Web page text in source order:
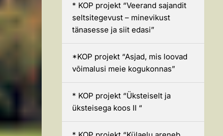
* KOP projekt “Veerand sajandit
seltsitegevust – minevikust
tänasesse ja siit edasi”
*KOP projekt “Asjad, mis loovad
võimalusi meie kogukonnas”
* KOP projekt “Üksteiselt ja
üksteisega koos II “